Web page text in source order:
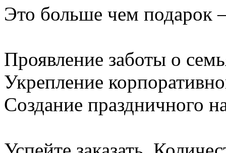
Это больше чем подарок
Проявление заботы о
Укрепление
Создание праздничного